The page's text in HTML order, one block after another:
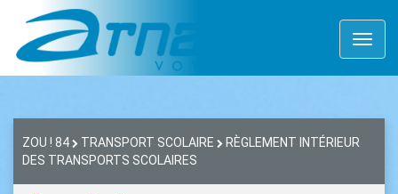
ZOU ! 84 TRANSPORT SCOLAIRE
RÈGLEMENT INTÉRIEUR
DES TRANSPORTS SCOLAIRES